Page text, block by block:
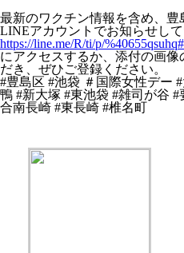
最新のワクチン情報を含め、
LINEアカウントでお知らせして
https://line.me/R/ti/p/
にアクセスするか、添付の画
だき、ぜひご登録ください。
#豊島区 #池袋 ＃国際女性デー
鴨 #新大塚 #東池袋 #雑司が谷
合南長崎 #東長崎 #椎名町